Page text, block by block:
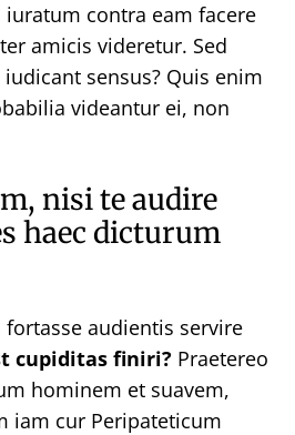
contra eam facere
amicis videretur. Sed
sensus? Quis enim
videantur ei, non
nisi te audire
haec dicturum
audientis servire
cupiditas finiri? Praetereo
hominem et suavem,
iam cur Peripateticum